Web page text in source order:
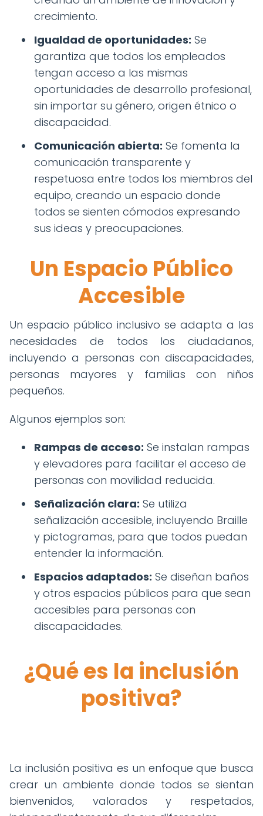
crecimiento.
Igualdad de oportunidades: Se
garantiza que todos los empleados
tengan acceso a las mismas
oportunidades de desarrollo profesional,
sin importar su género, origen étnico o
discapacidad.
Comunicación abierta: Se fomenta la
comunicación transparente y
respetuosa entre todos los miembros del
equipo, creando un espacio donde
todos se sienten cómodos expresando
sus ideas y preocupaciones.
Un Espacio Público
Accesible
Un espacio público inclusivo se adapta a las
necesidades de todos los ciudadanos,
incluyendo a personas con discapacidades,
personas mayores y familias con niños
pequeños.
Algunos ejemplos son:
Rampas de acceso: Se instalan rampas
y elevadores para facilitar el acceso de
personas con movilidad reducida.
Señalización clara: Se utiliza
señalización accesible, incluyendo Braille
y pictogramas, para que todos puedan
entender la información.
Espacios adaptados: Se diseñan baños
y otros espacios públicos para que sean
accesibles para personas con
discapacidades.
¿Qué es la inclusión
positiva?
La inclusión positiva es un enfoque que busca
crear un ambiente donde todos se sientan
bienvenidos, valorados y respetados,